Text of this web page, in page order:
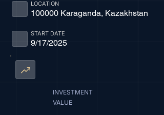
100000 Karaganda, Kazakhstan
LOCATION
9/17/2025
START DATE
INVESTMENT
VALUE